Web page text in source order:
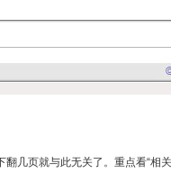
翻几页就与此无关了。重点看“相